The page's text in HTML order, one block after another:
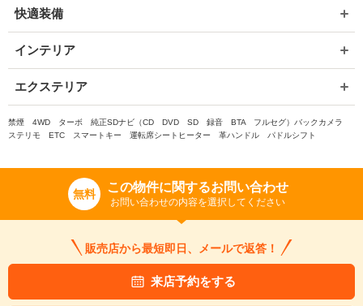
快適装備
インテリア
エクステリア
禁煙 4WD ターボ 純正SDナビ（CD DVD SD 録音 BTA フルセグ）バックカメラ
ステリモ ETC スマートキー 運転席シートヒーター 革ハンドル パドルシフト
無料 この物件に関するお問い合わせ
お問い合わせの内容を選択してください
販売店から最短即日、メールで返答！
来店予約をする